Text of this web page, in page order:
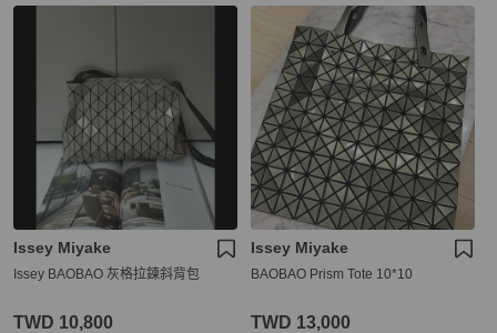
Issey Miyake
Issey BAOBAO 灰格拉鍊斜背包
TWD 10,800
Issey Miyake
BAOBAO Prism Tote 10*10
TWD 13,000